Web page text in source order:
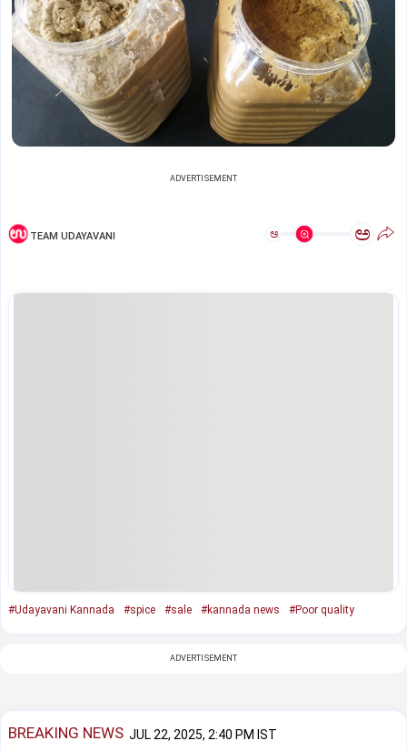
ADVERTISEMENT
TEAM UDAYAVANI ಅ ಅ
#Udayavani Kannada #spice #sale #kannada news #Poor quality
ADVERTISEMENT
BREAKING NEWS JUL 22, 2025, 2:40 PM IST